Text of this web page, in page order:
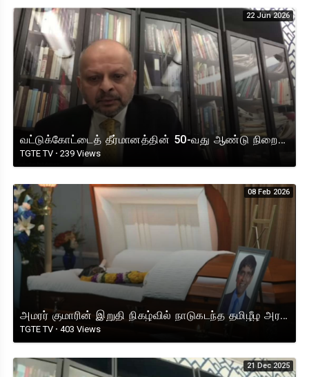
22 Jun 2026
வட்டுக்கோட்டைத் தீர்மானத்தின் 50-வது ஆண்டு நிறைவு நிகழ்வில் நாடுகடந்த தமிழீழ அரசாங்க பிரதமரின் உரை !
TGTE TV · 239 Views
08 Feb 2026
அமரர் குமாரின் இறுதி நிகழ்வில் நாடுகடந்த தமிழீழ அரசாங்க பிரதமரின் இரங்கல் உரை
TGTE TV · 403 Views
21 Dec 2025